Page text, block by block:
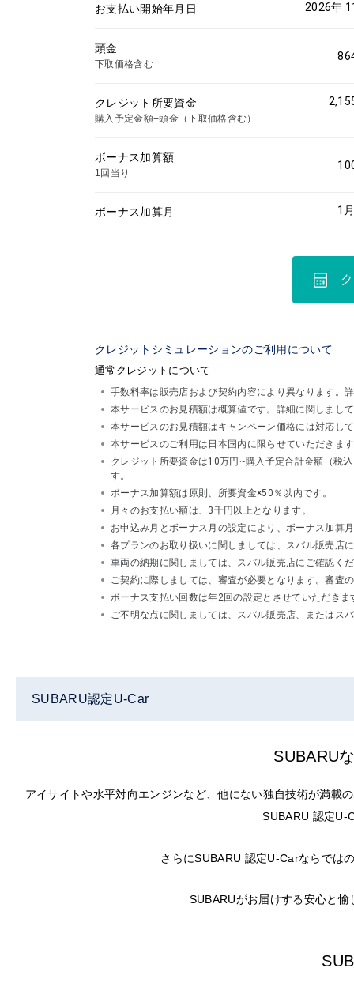
お支払い開始年月日 2026年
頭金
下取価格含む
クレジット所要資金
購入予定金額−頭金（下取価格含む）
ボーナス加算額
1回当り
ボーナス加算月 1
クレジットシミュレーションのご利用について
通常クレジットについて
手数料率は販売店および契約内容により異なります。
本サービスのお見積額は概算値です。詳細に関しまし
本サービスのお見積額はキャンペーン価格には対応し
本サービスのご利用は日本国内に限らせていただきま
クレジット所要資金は10万円~購入予定合計金額（税
す。
ボーナス加算額は原則、所要資金×50％以内です。
月々のお支払い額は、3千円以上となります。
お申込み月とボーナス月の設定により、ボーナス加算
各プランのお取り扱いに関しましては、スバル販売店
車両の納期に関しましては、スバル販売店にご確認く
ご契約に際しましては、審査が必要となります。審査
ボーナス支払い回数は年2回の設定とさせていただきま
ご不明な点に関しましては、スバル販売店、またはス
SUBARU認定U-Car
SUBARU
アイサイトや水平対向エンジンなど、他にない独自技術が満載
SUBARU 認定U-
さらにSUBARU 認定U-Carならでは
SUBARUがお届けする安心と